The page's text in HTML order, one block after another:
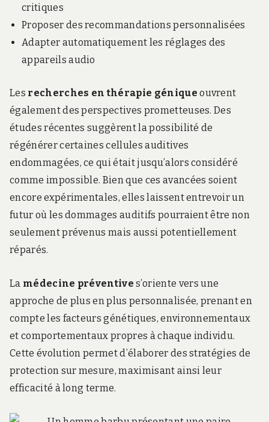
critiques
Proposer des recommandations personnalisées
Adapter automatiquement les réglages des
appareils audio
Les recherches en thérapie génique ouvrent
également des perspectives prometteuses. Des
études récentes suggèrent la possibilité de
régénérer certaines cellules auditives
endommagées, ce qui était jusqu’alors considéré
comme impossible. Bien que ces avancées soient
encore expérimentales, elles laissent entrevoir un
futur où les dommages auditifs pourraient être non
seulement prévenus mais aussi potentiellement
réparés.
La médecine préventive s’oriente vers une
approche de plus en plus personnalisée, prenant en
compte les facteurs génétiques, environnementaux
et comportementaux propres à chaque individu.
Cette évolution permet d’élaborer des stratégies de
protection sur mesure, maximisant ainsi leur
efficacité à long terme.